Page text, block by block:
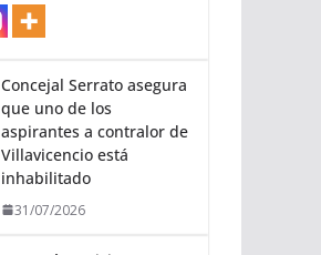
a
u
Concejal Serrato asegura
que uno de los
aspirantes a contralor de
Villavicencio está
inhabilitado
31/07/2026